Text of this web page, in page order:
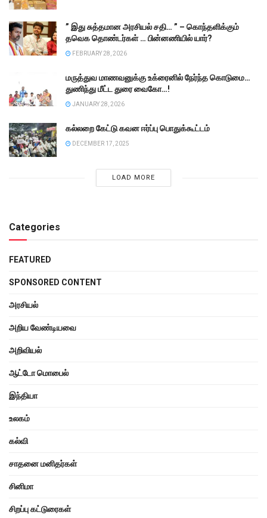
” இது சுத்தமான அரசியல் சதி… ” – கொந்தளிக்கும்
தவெக தொண்டர்கள் … பின்னணியில் யார்?
FEBRUARY 28, 2026
மருத்துவ மாணவனுக்கு உக்ரைனில் நேர்ந்த கொடுமை…
துணிந்து மீட்ட துரை வைகோ…!
JANUARY 28, 2026
கல்லறை கேட்டு கவன ஈர்ப்பு பொதுக்கூட்டம்
DECEMBER 17, 2025
LOAD MORE
Categories
FEATURED
SPONSORED CONTENT
அரசியல்
அறிய வேண்டியவை
அறிவியல்
ஆட்டோ மொபைல்
இந்தியா
உலகம்
கல்வி
சாதனை மனிதர்கள்
சினிமா
சிறப்பு கட்டுரைகள்